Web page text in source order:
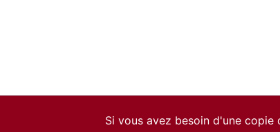
Si vous avez besoin d'une copie